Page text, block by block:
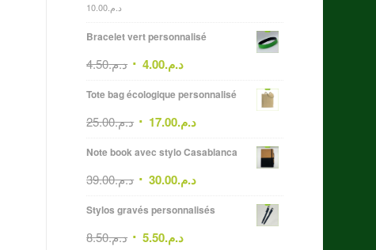
د.م. 10.00
Bracelet vert personnalisé
د.م.4.50 د.م.4.00
Tote bag écologique personnalisé
د.م.25.00 د.م.17.00
Note book avec stylo Casablanca
د.م.39.00 د.م.30.00
Stylos gravés personnalisés
د.م.8.50 د.م.5.50